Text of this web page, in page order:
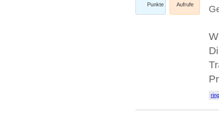
Punkte Aufrufe
ring